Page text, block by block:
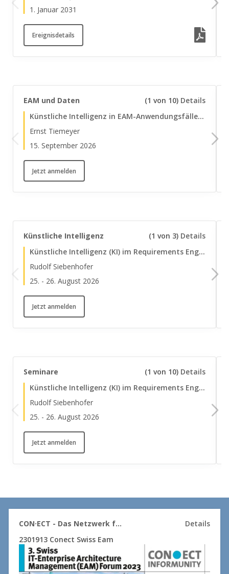
1. Januar 2031
Ereignisdetails
EAM und Daten (1 von 10) Details
Künstliche Intelligenz in EAM-Anwendungsfällen professionell nutzen
Ernst Tiemeyer
15. September 2026
Jetzt anmelden
Künstliche Intelligenz (1 von 3) Details
Künstliche Intelligenz (KI) im Requirements Engineering erfolgreich einsetzen
Rudolf Siebenhofer
25. - 26. August 2026
Jetzt anmelden
Seminare (1 von 10) Details
Künstliche Intelligenz (KI) im Requirements Engineering erfolgreich einsetzen
Rudolf Siebenhofer
25. - 26. August 2026
Jetzt anmelden
CON·ECT - Das Netzwerk für Experten
Details
2301913 Conect Swiss Eam